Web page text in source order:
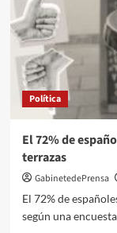
subdelegado
gestione
una
reunión
con
el
Estado
de
Transportes
Política
El 72% de
terrazas
GabinetedePrensa
El 72% de
según una